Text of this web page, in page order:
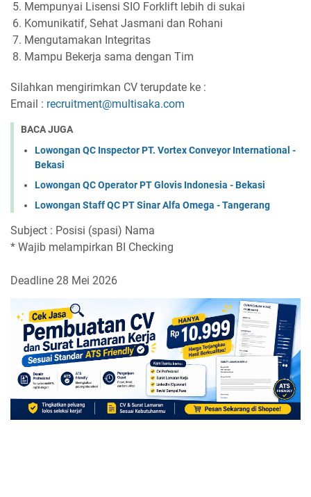
Mempunyai Lisensi SIO Forklift lebih di sukai
Komunikatif, Sehat Jasmani dan Rohani
Mengutamakan Integritas
Mampu Bekerja sama dengan Tim
Silahkan mengirimkan CV terupdate ke :
Email : recruitment@multisaka.com
BACA JUGA
Lowongan QC Inspector PT. Vortex Conveyor International -
Bekasi
Lowongan QC Operator PT Glovis Indonesia - Bekasi
Lowongan Staff QC PT Sinar Alfa Omega - Tangerang
Subject : Posisi (spasi) Nama
* Wajib melampirkan BI Checking
Deadline 28 Mei 2026